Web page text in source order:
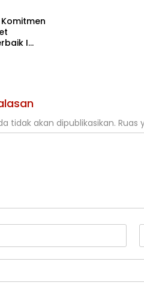
Komitmen
I
tidak akan dipublikasikan. Ruas